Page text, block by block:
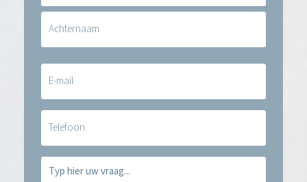
E-
mail
Telefoon
Vraag
(Vereist)